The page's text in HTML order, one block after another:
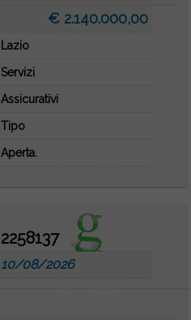
€ 2.140.000,00
Lazio
Servizi
Assicurativi
Tipo
Aperta.
2258137
10/08/2026